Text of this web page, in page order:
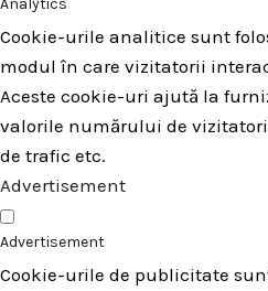
Cookie-urile analitice sunt
modul în care vizitatorii
Aceste cookie-uri ajută la
valorile numărului de
de trafic etc.
Advertisement
Advertisement
Cookie-urile de publicitate